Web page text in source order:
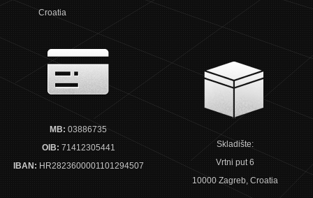
Croatia
MB: 03886735
OIB: 71412305441
IBAN: HR2823600001101294507
Skladište:
Vrtni put 6
10000 Zagreb, Croatia